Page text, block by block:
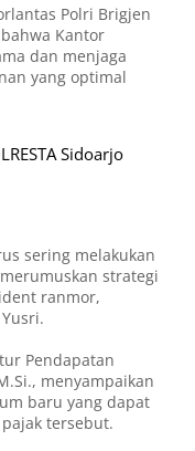
Polri Brigjen
Kantor
dan menjaga
yang optimal
Sidoarjo
sering melakukan
strategi
ranmor,
Pendapatan
menyampaikan
baru yang dapat
tersebut.